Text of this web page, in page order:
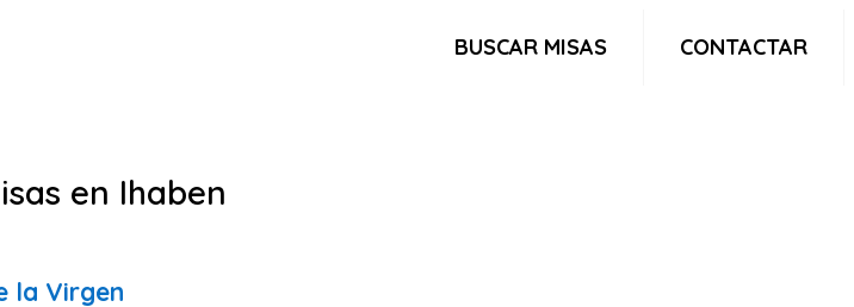
BUSCAR MISAS CONTACTAR
en Ihaben
la Virgen